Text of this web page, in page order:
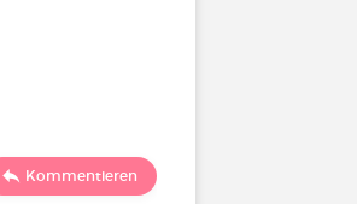
Kommentieren